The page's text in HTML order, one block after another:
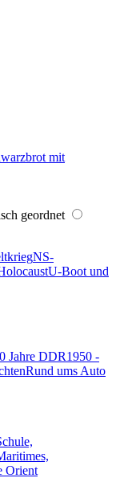
mit
geordnet
NS-
U-Boot und
Jahre DDR1950 -
Rund ums Auto
Orient